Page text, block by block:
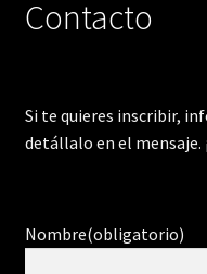
Contacto
Si te quieres inscribir,
detállalo en el mensaje.
Nombre(obligatorio)